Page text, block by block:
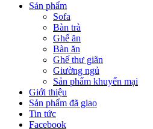
Sản phẩm
Sofa
Bàn trà
Ghế ăn
Bàn ăn
Ghế thư giãn
Giường ngủ
Sản phẩm khuyến mại
Giới thiệu
Sản phẩm đã giao
Tin tức
Facebook